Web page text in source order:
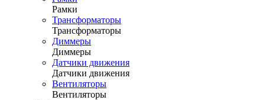
Рамки
Трансформаторы
Трансформаторы
Диммеры
Диммеры
Датчики движения
Датчики движения
Вентиляторы
Вентиляторы